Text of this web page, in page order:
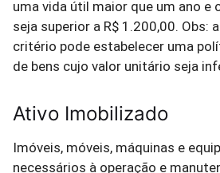
uma vida útil maior que um ano e
seja superior a R$ 1.200,00. Obs:
critério pode estabelecer uma
de bens cujo valor unitário seja
Ativo Imobilizado
Imóveis, móveis, máquinas e
necessários à operação e